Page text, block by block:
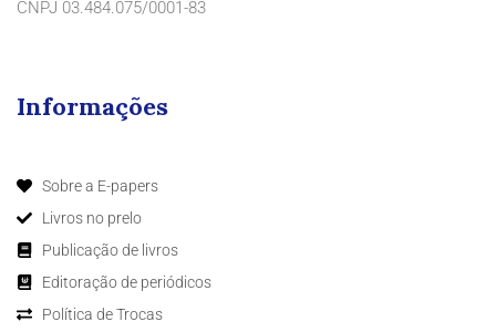
CNPJ 03.484.075/0001-83
Informações
Sobre a E-papers
Livros no prelo
Publicação de livros
Editoração de periódicos
Política de Trocas